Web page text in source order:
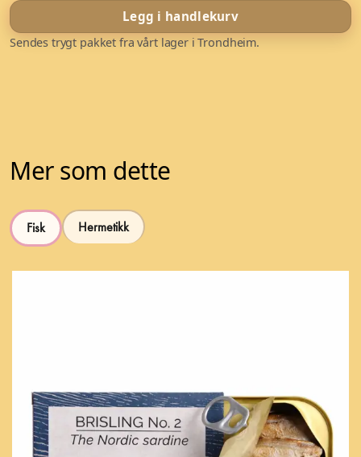
Legg i handlekurv
Sendes trygt pakket fra vårt lager i Trondheim.
Mer som dette
Fisk Hermetikk